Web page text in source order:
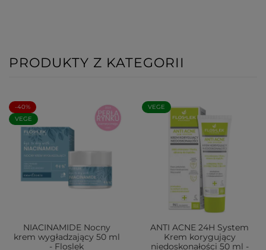
PRODUKTY Z KATEGORII
-40%
VEGE
NIACINAMIDE Nocny
krem wygładzający 50 ml
- Floslek
VEGE
ANTI ACNE 24H System
Krem korygujący
niedoskonałości 50 ml -